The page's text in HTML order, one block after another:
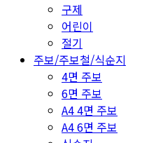
구제
어린이
절기
주보/주보철/식순지
4면 주보
6면 주보
A4 4면 주보
A4 6면 주보